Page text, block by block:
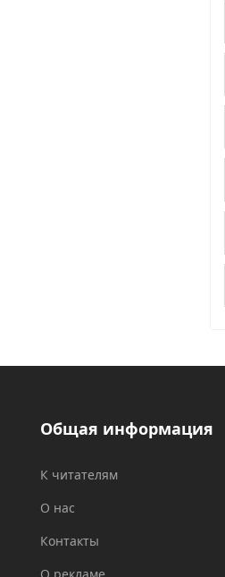
Общая информация
К читателям
О нас
Контакты